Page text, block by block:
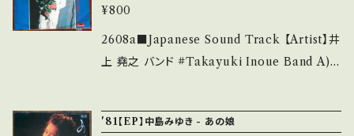
考視聴■ https://youtu.be/1Qi7c-pcq-A?si
=1PXIDgf5sPUrlp90 【Condition】 Jacket/
Record：B/B (国内盤) _____________
く、痛みも薄い B・多少痛み・キズなど見られる
¥800
2608a■Japanese Sound Track 【Artist】井
上 堯之 バンド #Takayuki Inoue Band A)
-1888 / ポリドール *萩原健一の代表ドラマ『傷
'81【EP】中島みゆき - あの娘